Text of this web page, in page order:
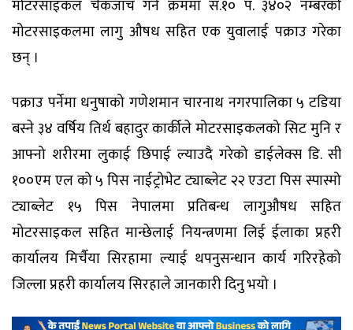
मोटरसाइकल चेकजाँच गर्ने क्रममा स.१० प. ३४०२ नम्बरको
मोटरसाइकलमा लागु औषध सहित एक युवालाई पक्राउ गरेका
छन् ।
पक्राउ पर्नेमा धनुषाको गणेशमान चारनाथ नगरपालिका ५ टडिया
बस्ने ३४ वर्षिय तिर्थ बहादुर कार्कीले मोटरसाइकलको सिट मुनि र
आफ्नो शरीरमा लुकाई छिपाई ल्याउदै गरेको डाईलेक्स डि. सी
१००एम एल को ५ पिस नाईट्रोभेट ट्याब्लेट २२ एउटा पिस स्पास्मो
ट्याब्लेट १५ पिस नेपालमा प्रतिबन्ध लागुऔषध सहित
मोटरसाइकल सहित मान्छेलाई नियन्त्रणमा लिई ईलाका प्रहरी
कार्यालय मिर्चैया सिरहामा ल्याई थपनुसन्धान कार्य गरिरहेको
जिल्ला प्रहरी कार्यालय सिरहाले जानकारी दिनु भयो ।